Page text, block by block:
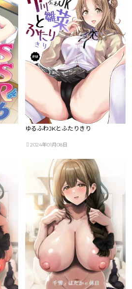
ゆるふわJKとふたりきり
2024年01月08日